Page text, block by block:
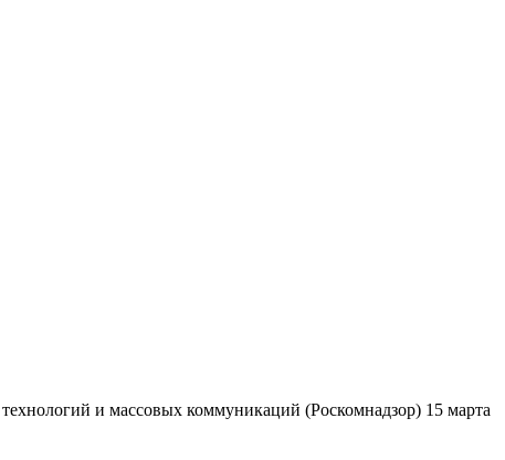
и массовых коммуникаций (Роскомнадзор) 15 марта